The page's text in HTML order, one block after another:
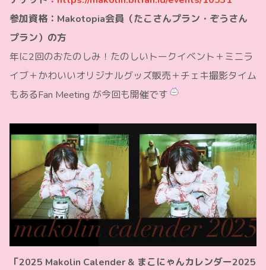
参加資格：Makotopia会員（たこさんプラン・ぞうさん
プラン）の方
年に2回のおたのしみ！たのしいトークイベント＋ミニラ
イブ＋かわいいオリジナルグッズ販売＋チェキ撮影タイム
もあるFan Meeting が今回も開催です
「2025 Makolin Calender & まこにゃんカレンダー2025